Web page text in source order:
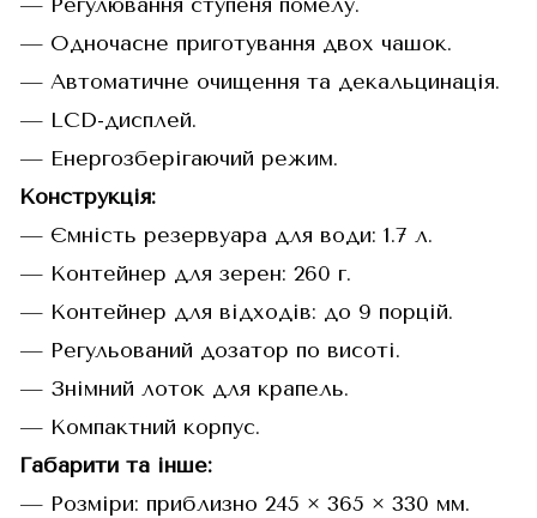
— Одночасне приготування двох чашок.
— Автоматичне очищення та декальцинація.
— LCD-дисплей.
— Енергозберігаючий режим.
Конструкція:
— Ємність резервуара для води: 1.7 л.
— Контейнер для зерен: 260 г.
— Контейнер для відходів: до 9 порцій.
— Регульований дозатор по висоті.
— Знімний лоток для крапель.
— Компактний корпус.
Габарити та інше:
— Розміри: приблизно 245 × 365 × 330 мм.